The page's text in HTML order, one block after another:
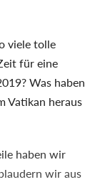
viele tolle
für eine
Was haben
Vatikan heraus
haben wir
wir aus